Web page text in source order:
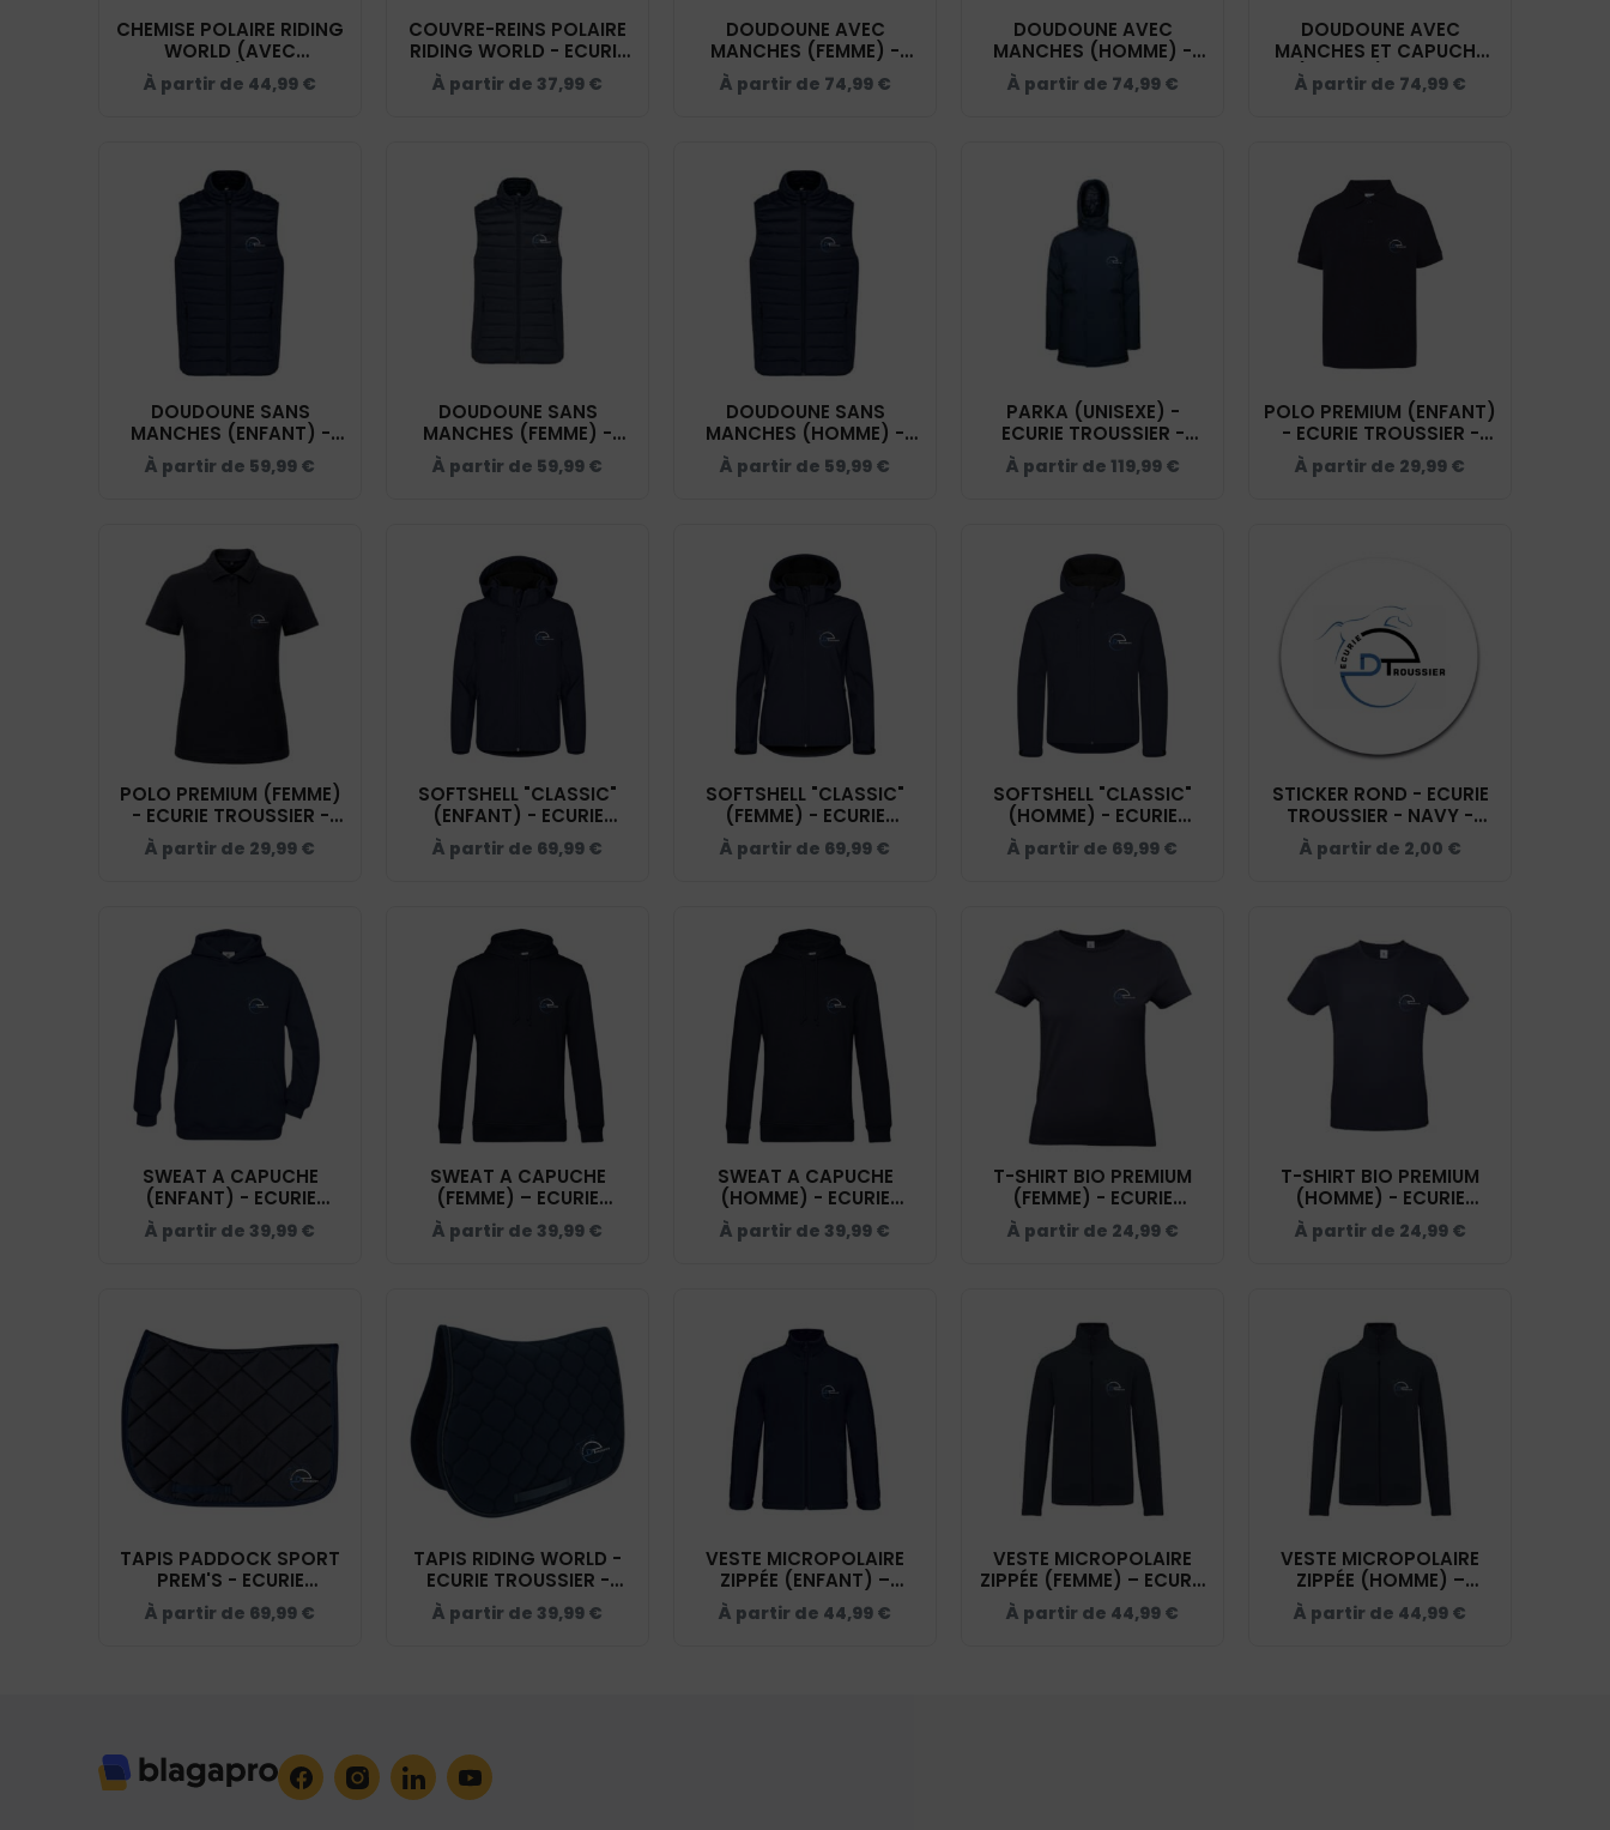
CHEMISE POLAIRE RIDING
WORLD (AVEC
ATTACHES) - ECURIE
TROUSSIER - NAVY -
À partir de 44,99 €
COUVRE-REINS POLAIRE
RIDING WORLD - ECURIE
TROUSSIER - NAVY -
400154
À partir de 37,99 €
DOUDOUNE AVEC
MANCHES (FEMME) -
ECURIE TROUSSIER -
NAVY - K6121
À partir de 74,99 €
DOUDOUNE AVEC
MANCHES (HOMME) -
ECURIE TROUSSIER -
NAVY - K6120
À partir de 74,99 €
DOUDOUNE AVEC
MANCHES ET CAPUCHE
(ENFANT) - ECURIE
TROUSSIER - NAVY -
À partir de 74,99 €
DOUDOUNE SANS
MANCHES (ENFANT) -
ECURIE TROUSSIER -
NAVY - K6115
À partir de 59,99 €
DOUDOUNE SANS
MANCHES (FEMME) -
ECURIE TROUSSIER -
NAVY - K6114
À partir de 59,99 €
DOUDOUNE SANS
MANCHES (HOMME) -
ECURIE TROUSSIER -
NAVY - K6113
À partir de 59,99 €
PARKA (UNISEXE) -
ECURIE TROUSSIER -
NAVY - PK543
À partir de 119,99 €
POLO PREMIUM (ENFANT)
- ECURIE TROUSSIER -
NAVY - K249
À partir de 29,99 €
POLO PREMIUM (FEMME)
- ECURIE TROUSSIER -
NAVY - BCW463
À partir de 29,99 €
SOFTSHELL "CLASSIC"
(ENFANT) - ECURIE
TROUSSIER - NAVY -
0200909
À partir de 69,99 €
SOFTSHELL "CLASSIC"
(FEMME) - ECURIE
TROUSSIER - NAVY -
0200917
À partir de 69,99 €
SOFTSHELL "CLASSIC"
(HOMME) - ECURIE
TROUSSIER - NAVY -
0200912
À partir de 69,99 €
STICKER ROND - ECURIE
TROUSSIER - NAVY -
STI001
À partir de 2,00 €
SWEAT A CAPUCHE
(ENFANT) - ECURIE
TROUSSIER - NAVY -
K477
À partir de 39,99 €
SWEAT A CAPUCHE
(FEMME) – ECURIE
TROUSSIER - NAVY -
BCW34B
À partir de 39,99 €
SWEAT A CAPUCHE
(HOMME) - ECURIE
TROUSSIER - NAVY -
BCU33B
À partir de 39,99 €
T-SHIRT BIO PREMIUM
(FEMME) - ECURIE
TROUSSIER - NAVY -
BC049
À partir de 24,99 €
T-SHIRT BIO PREMIUM
(HOMME) - ECURIE
TROUSSIER - NAVY -
BC048
À partir de 24,99 €
TAPIS PADDOCK SPORT
PREM'S - ECURIE
TROUSSIER - NAVY -
20474
À partir de 69,99 €
TAPIS RIDING WORLD -
ECURIE TROUSSIER -
NAVY - 20453
À partir de 39,99 €
VESTE MICROPOLAIRE
ZIPPÉE (ENFANT) –
ECURIE TROUSSIER -
NAVY – K920
À partir de 44,99 €
VESTE MICROPOLAIRE
ZIPPÉE (FEMME) – ECURIE
TROUSSIER - NAVY –
K907
À partir de 44,99 €
VESTE MICROPOLAIRE
ZIPPÉE (HOMME) –
ECURIE TROUSSIER -
NAVY – K911
À partir de 44,99 €